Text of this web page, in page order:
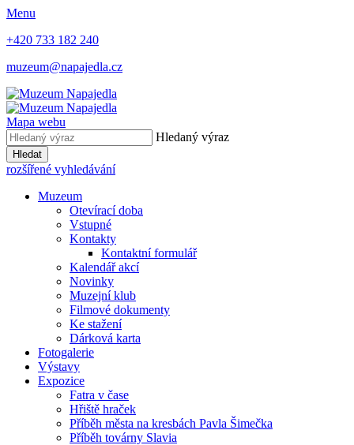
Menu
+420 733 182 240
muzeum@napajedla.cz
Mapa webu
Hledaný výraz
Hledat
rozšířené vyhledávání
Muzeum
Otevírací doba
Vstupné
Kontakty
Kontaktní formulář
Kalendář akcí
Novinky
Muzejní klub
Filmové dokumenty
Ke stažení
Dárková karta
Fotogalerie
Výstavy
Expozice
Fatra v čase
Hřiště hraček
Příběh města na kresbách Pavla Šimečka
Příběh továrny Slavia